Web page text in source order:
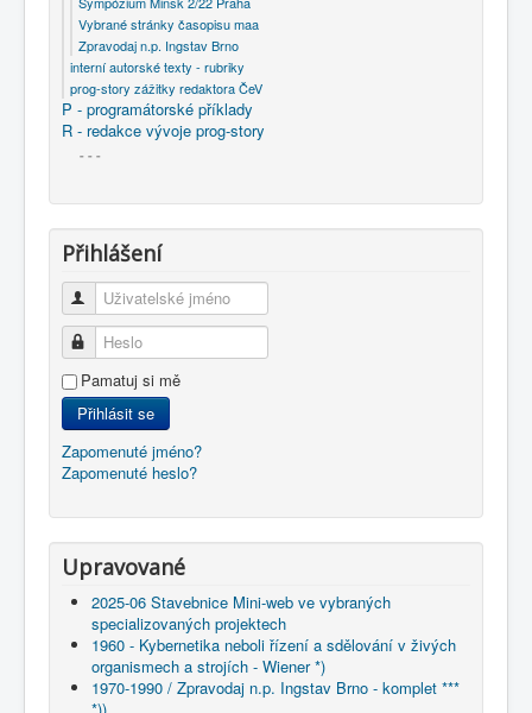
Vybrané stránky časopisu maa
Zpravodaj n.p. Ingstav Brno
interní autorské texty - rubriky
prog-story zážitky redaktora ČeV
P - programátorské příklady
R - redakce vývoje prog-story
- - -
Přihlášení
Uživatelské jméno
Heslo
Pamatuj si mě
Přihlásit se
Zapomenuté jméno?
Zapomenuté heslo?
Upravované
2025-06 Stavebnice Mini-web ve vybraných
specializovaných projektech
1960 - Kybernetika neboli řízení a sdělování v živých
organismech a strojích - Wiener *)
1970-1990 / Zpravodaj n.p. Ingstav Brno - komplet ***